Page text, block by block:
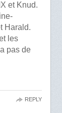
et Knud.
Harald.
les
pas de
REPLY